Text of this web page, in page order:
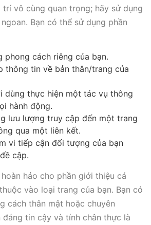
vô cùng quan trọng; hãy sử dụng
Bạn có thể sử dụng phần
phong cách riêng của bạn.
thông tin về bản thân/trang của
dùng thực hiện một tác vụ thông
hành động.
lưu lượng truy cập đến một trang
qua một liên kết.
vi tiếp cận đối tượng của bạn
cập.
hảo cho phần giới thiệu cá
vào loại trang của bạn. Bạn có
cách thân mật hoặc chuyên
đáng tin cậy và tính chân thực là